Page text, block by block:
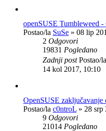
openSUSE Tumbleweed
Postao/la SuSe » 08 lip
2 Odgovori
19831 Pogledano
Zadnji postPostao/la
14 kol 2017, 10:10
OpenSUSE zaključavanje
Postao/la c0ntroL » 28 srp
9 Odgovori
21014 Pogledano